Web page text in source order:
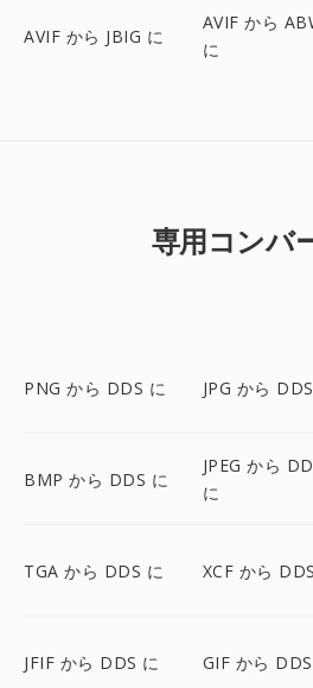
AVIF から JBIG に
AVIF から
に
専用コンバ
PNG から DDS に JPG から
BMP から DDS に
JPEG から
に
TGA から DDS に XCF から
JFIF から DDS に GIF から